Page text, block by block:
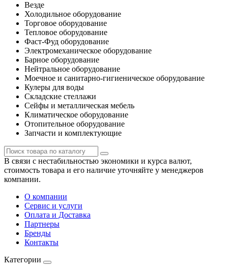
Везде
Холодильное оборудование
Торговое оборудование
Тепловое оборудование
Фаст-Фуд оборудование
Электромеханическое оборудование
Барное оборудование
Нейтральное оборудование
Моечное и санитарно-гигиеническое оборудование
Кулеры для воды
Складские стеллажи
Сейфы и металлическая мебель
Климатическое оборудование
Отопительное оборудование
Запчасти и комплектующие
В связи с нестабильностью экономики и курса валют,
стоимость товара и его наличие уточняйте у менеджеров
компании.
О компании
Сервис и услуги
Оплата и Доставка
Партнеры
Бренды
Контакты
Категории